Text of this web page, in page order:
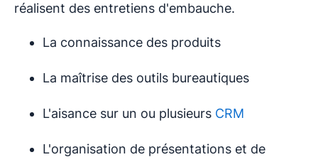
réalisent des entretiens d'embauche.
La connaissance des produits
La maîtrise des outils bureautiques
L'aisance sur un ou plusieurs CRM
L'organisation de présentations et de